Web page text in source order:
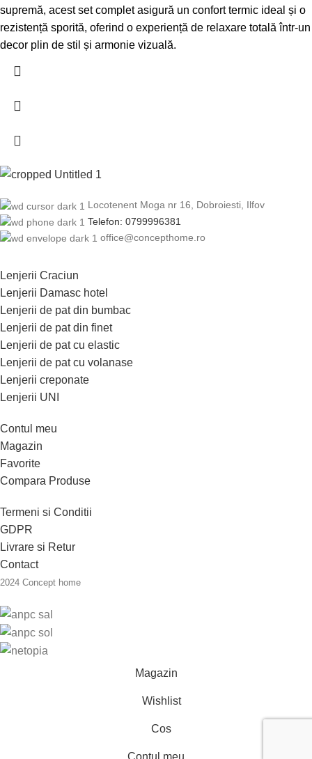
supremă, acest set complet asigură un confort termic ideal și o
rezistență sporită, oferind o experiență de relaxare totală într-un
decor plin de stil și armonie vizuală.
Locotenent Moga nr 16, Dobroiesti, Ilfov
Telefon: 0799996381
office@concepthome.ro
Lenjerii Craciun
Lenjerii Damasc hotel
Lenjerii de pat din bumbac
Lenjerii de pat din finet
Lenjerii de pat cu elastic
Lenjerii de pat cu volanase
Lenjerii creponate
Lenjerii UNI
Contul meu
Magazin
Favorite
Compara Produse
Termeni si Conditii
GDPR
Livrare si Retur
Contact
2024 Concept home
Magazin
Wishlist
Cos
Contul meu